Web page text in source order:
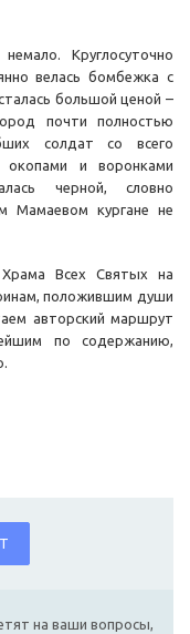
Круглосуточно
велась бомбежка с
большой ценой –
почти полностью
солдат со всего
окопами и воронками
черной, словно
Мамаевом кургане не
Всех Святых на
положившим души
авторский маршрут
по содержанию,
на ваши вопросы,